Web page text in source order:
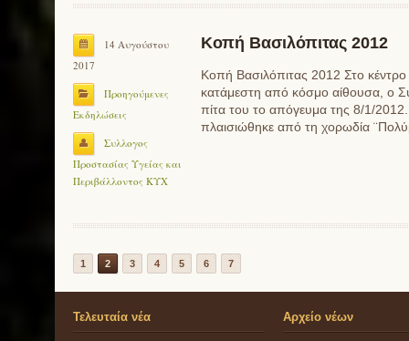
14 Αυγούστου
2017
Προηγούμενες
Εκδηλώσεις
Συλλογος
Προστασίας Υγείας και
Περιβάλλοντος ΚΥΧ
Κοπή Βασιλόπιτας 2012
Κοπή Βασιλόπιτας 2012 Στο
κατάμεστη από κόσμο αίθουσα, ο
πίτα του το απόγευμα της 8/1/
πλαισιώθηκε από τη χορωδία
1 2 3 4 5 6 7
Τελευταία νέα Αρχείο νέων